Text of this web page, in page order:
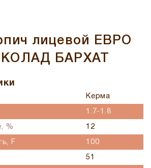
лицевой ЕВРО
БАРХАТ
Керма
1.7-1.8
% 12
F 100
51